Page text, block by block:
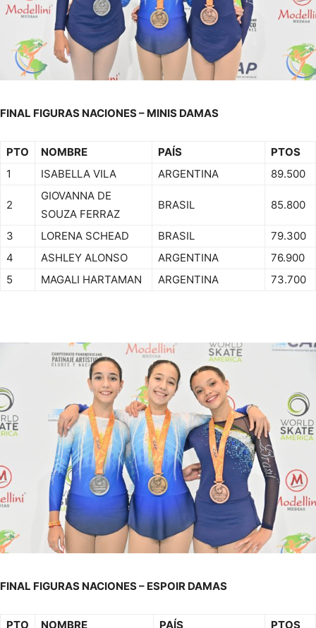
FINAL FIGURAS NACIONES – MINIS DAMAS
PTO NOMBRE PAÍS
PTOS
1
ISABELLA VILA ARGENTINA 89.500
2
GIOVANNA DE
SOUZA FERRAZ
BRASIL 85.800
3 LORENA SCHEAD BRASIL
79.300
4
ASHLEY ALONSO ARGENTINA
76.900
5
MAGALI HARTAMAN ARGENTINA 73.700
FINAL FIGURAS NACIONES – ESPOIR DAMAS
PTO NOMBRE PAÍS
PTOS